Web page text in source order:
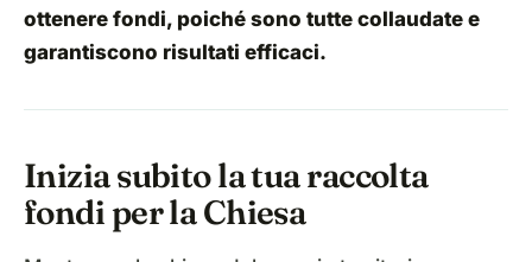
ottenere fondi, poiché sono tutte collaudate e
garantiscono risultati efficaci.
Inizia subito la tua raccolta
fondi per la Chiesa